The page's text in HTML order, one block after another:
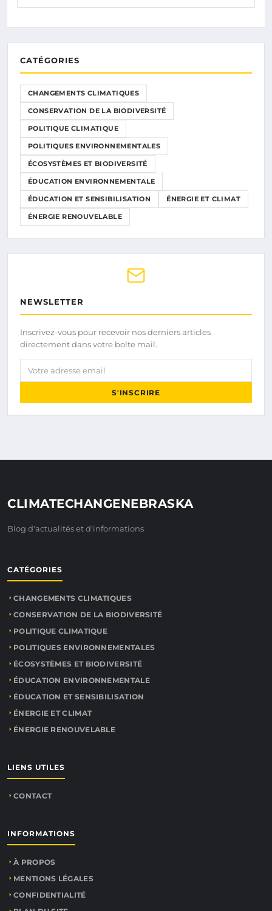
CATÉGORIES
CHANGEMENTS CLIMATIQUES
CONSERVATION DE LA BIODIVERSITÉ
POLITIQUE CLIMATIQUE
POLITIQUES ENVIRONNEMENTALES
ÉCOSYSTÈMES ET BIODIVERSITÉ
ÉDUCATION ENVIRONNEMENTALE
ÉDUCATION ET SENSIBILISATION ÉNERGIE ET CLIMAT
ÉNERGIE RENOUVELABLE
NEWSLETTER
Inscrivez-vous pour recevoir nos derniers articles
directement dans votre boîte mail.
Votre adresse email
S'INSCRIRE
CLIMATECHANGENEBRASKA
Blog d'actualités et d'informations
CATÉGORIES
CHANGEMENTS CLIMATIQUES
CONSERVATION DE LA BIODIVERSITÉ
POLITIQUE CLIMATIQUE
POLITIQUES ENVIRONNEMENTALES
ÉCOSYSTÈMES ET BIODIVERSITÉ
ÉDUCATION ENVIRONNEMENTALE
ÉDUCATION ET SENSIBILISATION
ÉNERGIE ET CLIMAT
ÉNERGIE RENOUVELABLE
LIENS UTILES
CONTACT
INFORMATIONS
À PROPOS
MENTIONS LÉGALES
CONFIDENTIALITÉ